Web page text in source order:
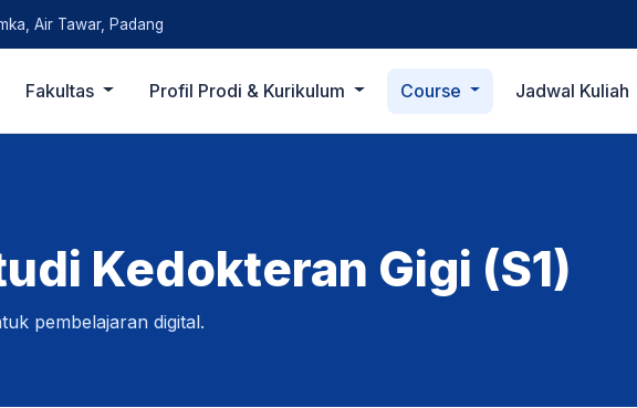
Air Tawar, Padang
Fakultas Profil Prodi & Kurikulum Course Jadwal Kuliah
Kedokteran Gigi (S1)
pembelajaran digital.